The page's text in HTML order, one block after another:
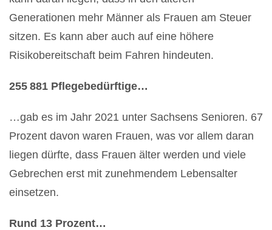
Generationen mehr Männer als Frauen am Steuer
sitzen. Es kann aber auch auf eine höhere
Risikobereitschaft beim Fahren hindeuten.
255 881 Pflegebedürftige…
…gab es im Jahr 2021 unter Sachsens Senioren. 67
Prozent davon waren Frauen, was vor allem daran
liegen dürfte, dass Frauen älter werden und viele
Gebrechen erst mit zunehmendem Lebensalter
einsetzen.
Rund 13 Prozent…